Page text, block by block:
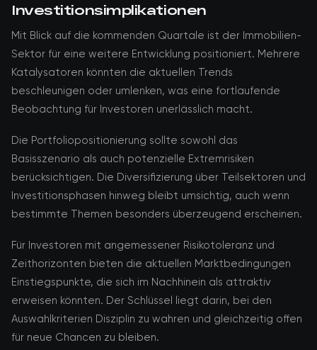
Investitionsimplikationen
Mit Blick auf die kommenden Quartale ist der Immobilien-
Sektor für eine weitere Entwicklung positioniert. Mehrere
Katalysatoren könnten die aktuellen Trends
beschleunigen oder umlenken, was eine fortlaufende
Beobachtung für Investoren unerlässlich macht.
Die Portfoliopositionierung sollte sowohl das
Basisszenario als auch potenzielle Extremrisiken
berücksichtigen. Die Diversifizierung über Teilsektoren und
Investitionsphasen hinweg bleibt umsichtig, auch wenn
bestimmte Themen besonders überzeugend erscheinen.
Für Investoren mit angemessener Risikotoleranz und
Zeithorizonten bieten die aktuellen Marktbedingungen
Einstiegspunkte, die sich im Nachhinein als attraktiv
erweisen könnten. Der Schlüssel liegt darin, bei den
Auswahlkriterien Disziplin zu wahren und gleichzeitig offen
für neue Chancen zu bleiben.